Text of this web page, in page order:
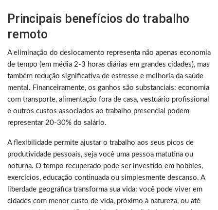
Principais benefícios do trabalho
remoto
A eliminação do deslocamento representa não apenas economia
de tempo (em média 2-3 horas diárias em grandes cidades), mas
também redução significativa de estresse e melhoria da saúde
mental. Financeiramente, os ganhos são substanciais: economia
com transporte, alimentação fora de casa, vestuário profissional
e outros custos associados ao trabalho presencial podem
representar 20-30% do salário.
A flexibilidade permite ajustar o trabalho aos seus picos de
produtividade pessoais, seja você uma pessoa matutina ou
noturna. O tempo recuperado pode ser investido em hobbies,
exercícios, educação continuada ou simplesmente descanso. A
liberdade geográfica transforma sua vida: você pode viver em
cidades com menor custo de vida, próximo à natureza, ou até